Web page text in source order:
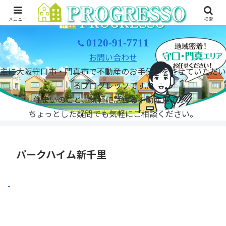
0120-91-7711
お問い合わせ
主に大阪守口市・門真市で不動産のお手伝いをさせていただい
るプログレッソです。
住まいのこと、気軽に話せる不動産屋です。
ちょっとした疑問でも気軽にご相談ください。
パークハイム新千里
メニュー 検索